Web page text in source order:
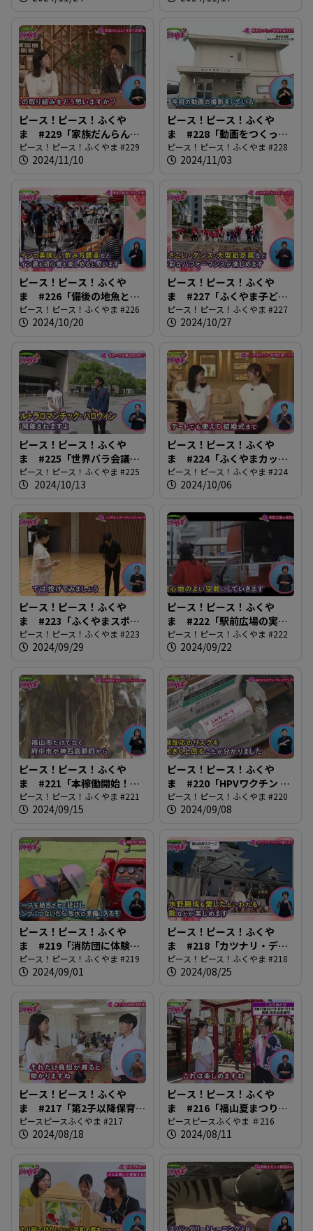
ピース！ピース！ふくや
ま #229「家族だんらん！
子育て応援ウィーク」
ピース！ピース！ふくやま #229
2024/11/10
ピース！ピース！ふくや
ま #228「動画をつくって
地域を盛り上げよう」
ピース！ピース！ふくやま #228
2024/11/03
ピース！ピース！ふくや
ま #226「備後の地魚とワ
インを楽しもう」
ピース！ピース！ふくやま #226
2024/10/20
ピース！ピース！ふくや
ま #227「ふくやま子ども
フェスティバル2024」
ピース！ピース！ふくやま #227
2024/10/27
ピース！ピース！ふくや
ま #225「世界バラ会議
200日前イベント」
ピース！ピース！ふくやま #225
2024/10/13
ピース！ピース！ふくや
ま #224「ふくやまカップ
ル・新婚応援パスポート」
ピース！ピース！ふくやま #224
2024/10/06
ピース！ピース！ふくや
ま #223「ふくやまスポー
ツフェスティバル2024」
ピース！ピース！ふくやま #223
2024/09/29
ピース！ピース！ふくや
ま #222「駅前広場の実証
実験」
ピース！ピース！ふくやま #222
2024/09/22
ピース！ピース！ふくや
ま #221「本稼働開始！ふ
くやまローズエネルギーセ
ンター」
ピース！ピース！ふくやま #221
2024/09/15
ピース！ピース！ふくや
ま #220「HPVワクチン キ
ャッチアップ接種」
ピース！ピース！ふくやま #220
2024/09/08
ピース！ピース！ふくや
ま #219「消防団に体験入
団」
ピース！ピース！ふくやま #219
2024/09/01
ピース！ピース！ふくや
ま #218「カツナリ・デ・
ナイトで盛り上がろう」
ピース！ピース！ふくやま #218
2024/08/25
ピース！ピース！ふくや
ま #217「第2子以降保育料
無償化」
ピースピースふくやま #217
2024/08/18
ピース！ピース！ふくや
ま #216「福山夏まつり
2024」
ピースピースふくやま ＃216
2024/08/11